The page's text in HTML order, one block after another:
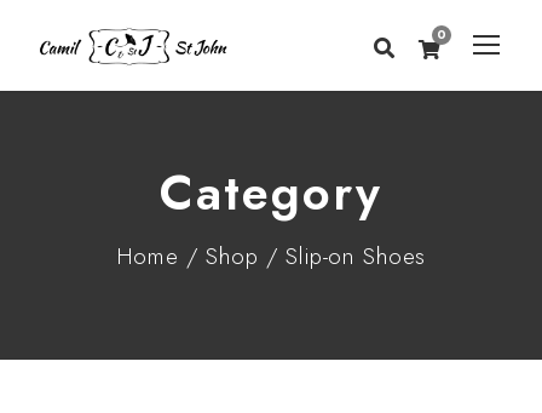
0
Category
Home /Shop / Slip-on Shoes